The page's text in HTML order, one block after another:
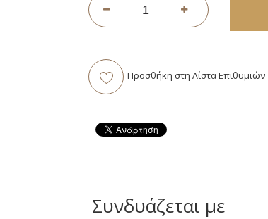
Προσθήκη στη Λίστα Επιθυμιών
Συνδυάζεται με